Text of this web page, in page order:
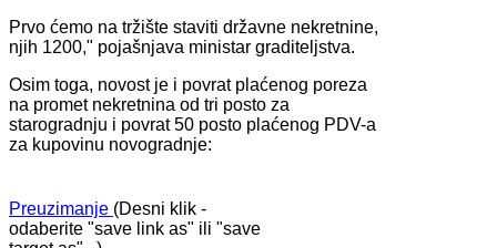
Prvo ćemo na tržište staviti državne nekretnine,
njih 1200," pojašnjava ministar graditeljstva.
Osim toga, novost je i povrat plaćenog poreza
na promet nekretnina od tri posto za
starogradnju i povrat 50 posto plaćenog PDV-a
za kupovinu novogradnje:
Preuzimanje (Desni klik -
odaberite "save link as" ili "save